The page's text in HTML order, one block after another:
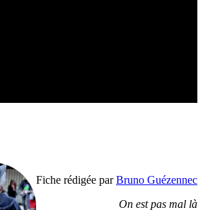
Fiche rédigée parBruno Guézennec
On est pas mal là